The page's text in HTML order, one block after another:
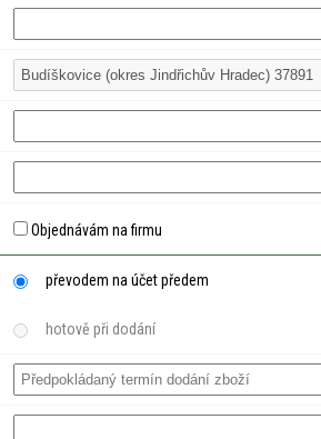
Objednávám na firmu
převodem na účet předem
hotově při dodání